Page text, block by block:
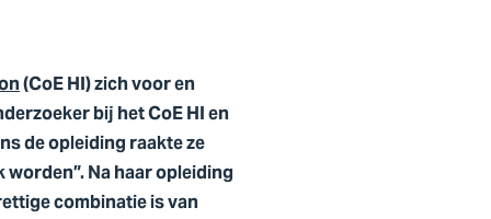
(CoE HI) zich voor en
bij het CoE HI en
de opleiding raakte ze
Na haar opleiding
combinatie is van